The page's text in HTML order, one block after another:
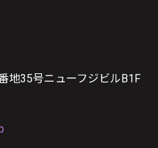
地35号ニューフジビルB1F